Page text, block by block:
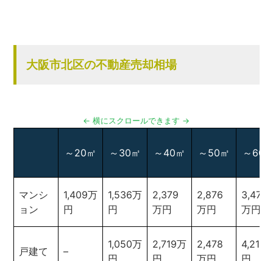
大阪市北区の不動産売却相場
～20㎡ ～30㎡ ～40㎡ ～50㎡ ～60
マンシ
ョン
1,409万
円
1,536万
円
2,379
万円
2,876
万円
3,479
万円
戸建て –
1,050万
2,719万
2,478
4,217